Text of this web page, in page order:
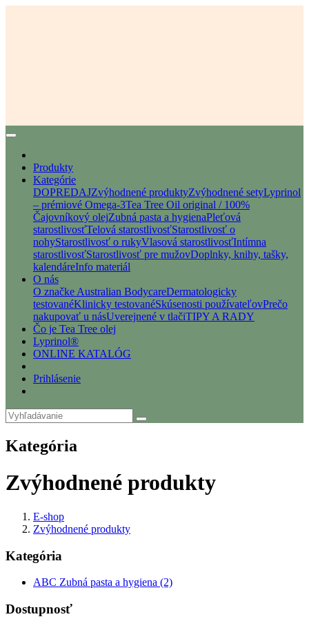
Produkty
Kategórie
DOPREDAJZvýhodnené produktyZvýhodnené setyLyprinol
– prémiové Omega-3Tea Tree Oil original / 100%
Čajovníkový olejZubná pasta a hygienaPleťová
starostlivosťTelová starostlivosťStarostlivosť o
nohyStarostlivosť o rukyVlasová starostlivosťIntímna
starostlivosťStarostlivosť pre mužovDoplnky, knihy, tašky,
kalendáreInfo materiál
O nás
O značke Australian BodycareDermatologicky
testovanéKlinicky testovanéSkúsenosti používateľovPrečo
nakupovať u násUverejnené v tlačiTIPY A RADY
Čo je Tea Tree olej
Lyprinol®
ONLINE KATALÓG
Prihlásenie
Kategória
Zvýhodnené produkty
E-shop
Zvýhodnené produkty
Kategória
ABC Zubná pasta a hygiena (2)
Dostupnosť